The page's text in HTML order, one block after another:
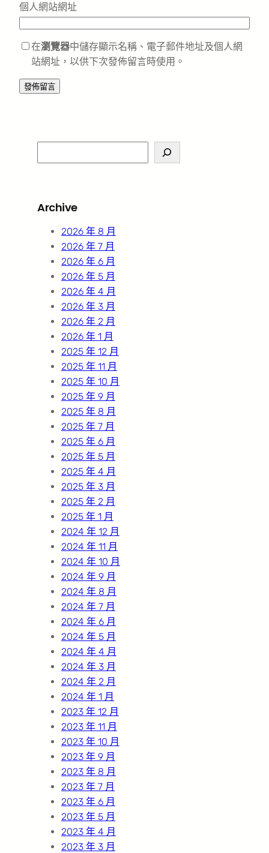
個人網站網址
在瀏覽器中儲存顯示名稱、電子郵件地址及個人網
站網址，以供下次發佈留言時使用。
e
c
Archive
2026 年 8 月
2026 年 7 月
2026 年 6 月
2026 年 5 月
2026 年 4 月
2026 年 3 月
2026 年 2 月
2026 年 1 月
2025 年 12 月
2025 年 11 月
2025 年 10 月
2025 年 9 月
2025 年 8 月
2025 年 7 月
2025 年 6 月
2025 年 5 月
2025 年 4 月
2025 年 3 月
2025 年 2 月
2025 年 1 月
2024 年 12 月
2024 年 11 月
2024 年 10 月
2024 年 9 月
2024 年 8 月
2024 年 7 月
2024 年 6 月
2024 年 5 月
2024 年 4 月
2024 年 3 月
2024 年 2 月
2024 年 1 月
2023 年 12 月
2023 年 11 月
2023 年 10 月
2023 年 9 月
2023 年 8 月
2023 年 7 月
2023 年 6 月
2023 年 5 月
2023 年 4 月
2023 年 3 月